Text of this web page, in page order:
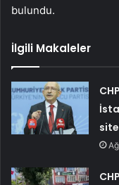
bulundu.
İlgili Makaleler